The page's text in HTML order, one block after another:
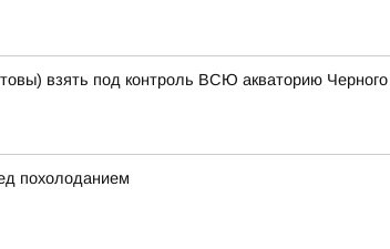
взять под контроль ВСЮ акваторию
похолоданием